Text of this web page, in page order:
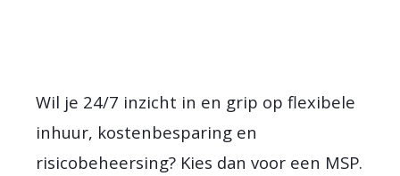
Wil je 24/7 inzicht in en grip op flexibele
inhuur, kostenbesparing en
risicobeheersing? Kies dan voor een MSP.